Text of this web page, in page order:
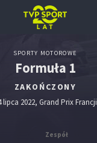
SPORTY MOTOROWE
Formuła 1
ZAKOŃCZONY
lipca 2022, Grand Prix Francji
Zespół